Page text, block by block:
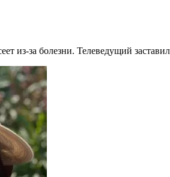
из-за болезни. Телеведущий